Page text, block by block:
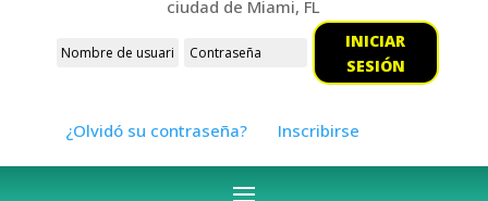
ciudad de Miami, FL
INICIAR
SESIÓN
¿Olvidó su contraseña? Inscribirse